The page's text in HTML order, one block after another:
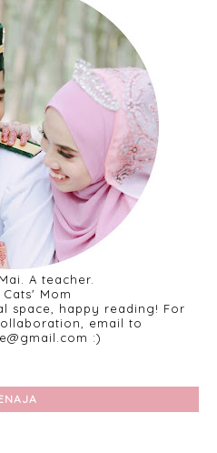
A teacher.
Mom
space, happy reading! For
email to
:)